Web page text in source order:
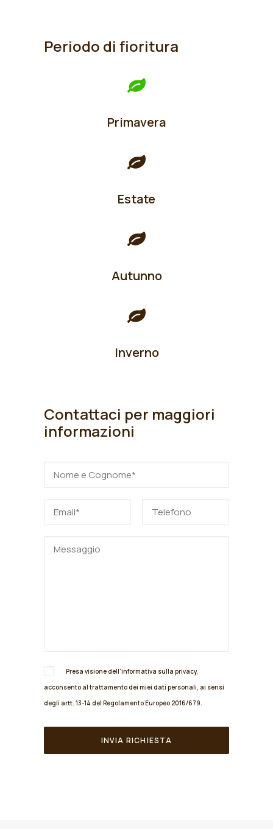
Periodo di fioritura
Primavera
Estate
Autunno
Inverno
Contattaci per maggiori
informazioni
Presa visione dell'informativa sulla privacy,
acconsento al trattamento dei miei dati personali, ai sensi
degli artt. 13-14 del Regolamento Europeo 2016/679.